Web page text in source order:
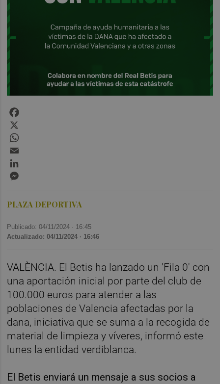
PLAZA DEPORTIVA
Publicado: 04/11/2024 · 16:45
Actualizado: 04/11/2024 · 16:46
VALÈNCIA. El Betis ha lanzado un 'Fila 0' con
una aportación inicial por parte del club de
100.000 euros para atender a las
poblaciones de Valencia afectadas por la
dana, iniciativa que se suma a la recogida de
material de limpieza y víveres, informó este
lunes la entidad verdiblanca.
El Betis enviará un mensaje a sus socios a